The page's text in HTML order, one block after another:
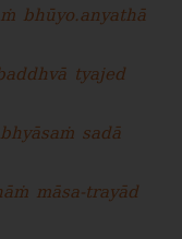
bhūyo.anyathā
tyajed
sadā
māsa-trayād